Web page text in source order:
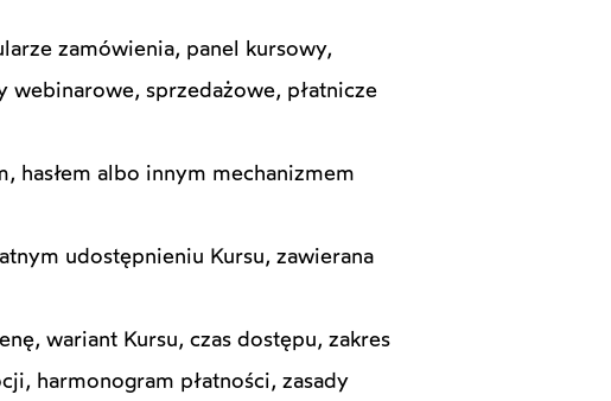
zamówienia, panel kursowy,
sprzedażowe, płatnicze
hasłem albo innym mechanizmem
udostępnieniu Kursu, zawierana
wariant Kursu, czas dostępu, zakres
harmonogram płatności, zasady